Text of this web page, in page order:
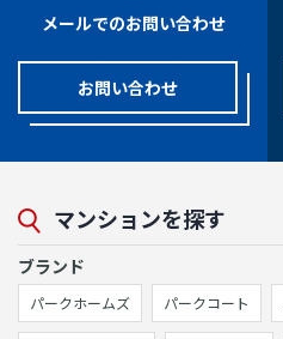
メールでのお問い合わせ
お問い合わせ
マンションを探す
ブランド
パークホームズ パークコート